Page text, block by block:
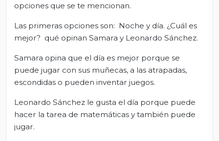
opciones que se te mencionan.
Las primeras opciones son: Noche y día. ¿Cuál es
mejor? qué opinan Samara y Leonardo Sánchez.
Samara opina que el día es mejor porque se
puede jugar con sus muñecas, a las atrapadas,
escondidas o pueden inventar juegos.
Leonardo Sánchez le gusta el día porque puede
hacer la tarea de matemáticas y también puede
jugar.